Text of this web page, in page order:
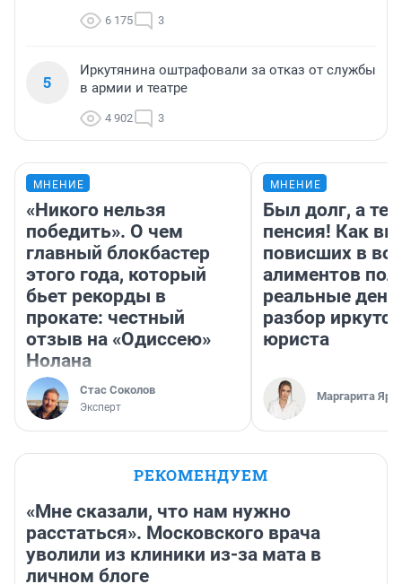
6 175 3
5
Иркутянина оштрафовали за отказ от службы
в армии и театре
4 902 3
МНЕНИЕ
«Никого нельзя
победить». О чем
главный блокбастер
этого года, который
бьет рекорды в
прокате: честный
отзыв на «Одиссею»
Нолана
Стас Соколов
Эксперт
МНЕНИЕ
Был долг, а
пенсия! Как
повисших в
алиментов
реальные
разбор
юриста
Маргарита
РЕКОМЕНДУЕМ
«Мне сказали, что нам нужно
расстаться». Московского врача
уволили из клиники из-за мата в
личном блоге